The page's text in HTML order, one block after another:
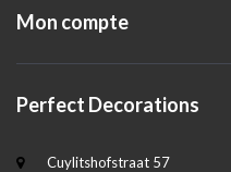
Mon compte
Perfect Decorations
Cuylitshofstraat 57